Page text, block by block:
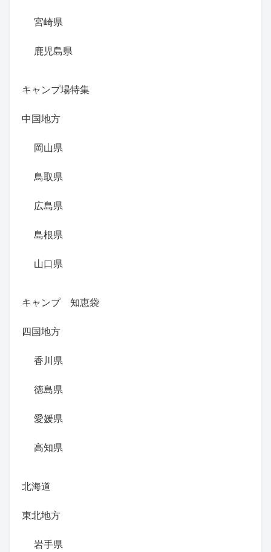
宮崎県
鹿児島県
キャンプ場特集
中国地方
岡山県
鳥取県
広島県
島根県
山口県
キャンプ 知恵袋
四国地方
香川県
徳島県
愛媛県
高知県
北海道
東北地方
岩手県